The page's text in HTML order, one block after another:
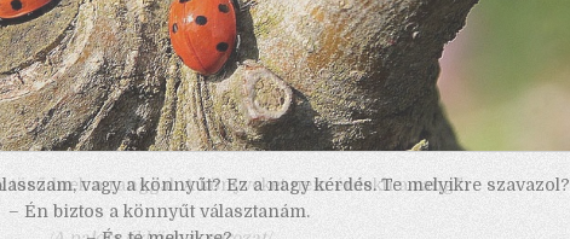
vagy a könnyűt? Ez a nagy kérdés. Te melyikre szavazol?
– Én biztos a könnyűt választanám.